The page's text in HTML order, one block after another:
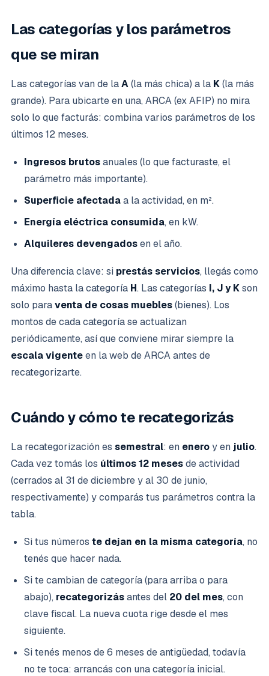
Las categorías y los parámetros
que se miran
Las categorías van de laA(la más chica) a la K(la más
grande). Para ubicarte en una, ARCA (ex AFIP) no mira
solo lo que facturás: combina varios parámetros de los
últimos 12 meses.
Ingresos brutosanuales (lo que facturaste, el
parámetro más importante).
Superficie afectadaa la actividad, en m².
Energía eléctrica consumida, en kW.
Alquileres devengadosen el año.
Una diferencia clave: si prestás servicios, llegás como
máximo hasta la categoría H. Las categorías I, J y Kson
solo paraventa de cosas muebles(bienes). Los
montos de cada categoría se actualizan
periódicamente, así que conviene mirar siempre la
escala vigenteen la web de ARCA antes de
recategorizarte.
Cuándo y cómo te recategorizás
La recategorización es semestral: en eneroy en julio.
Cada vez tomás los últimos 12 mesesde actividad
(cerrados al 31 de diciembre y al 30 de junio,
respectivamente) y comparás tus parámetros contra la
tabla.
Si tus números te dejan en la misma categoría, no
tenés que hacer nada.
Si te cambian de categoría (para arriba o para
abajo), recategorizásantes del 20 del mes, con
clave fiscal. La nueva cuota rige desde el mes
siguiente.
Si tenés menos de 6 meses de antigüedad, todavía
no te toca: arrancás con una categoría inicial.